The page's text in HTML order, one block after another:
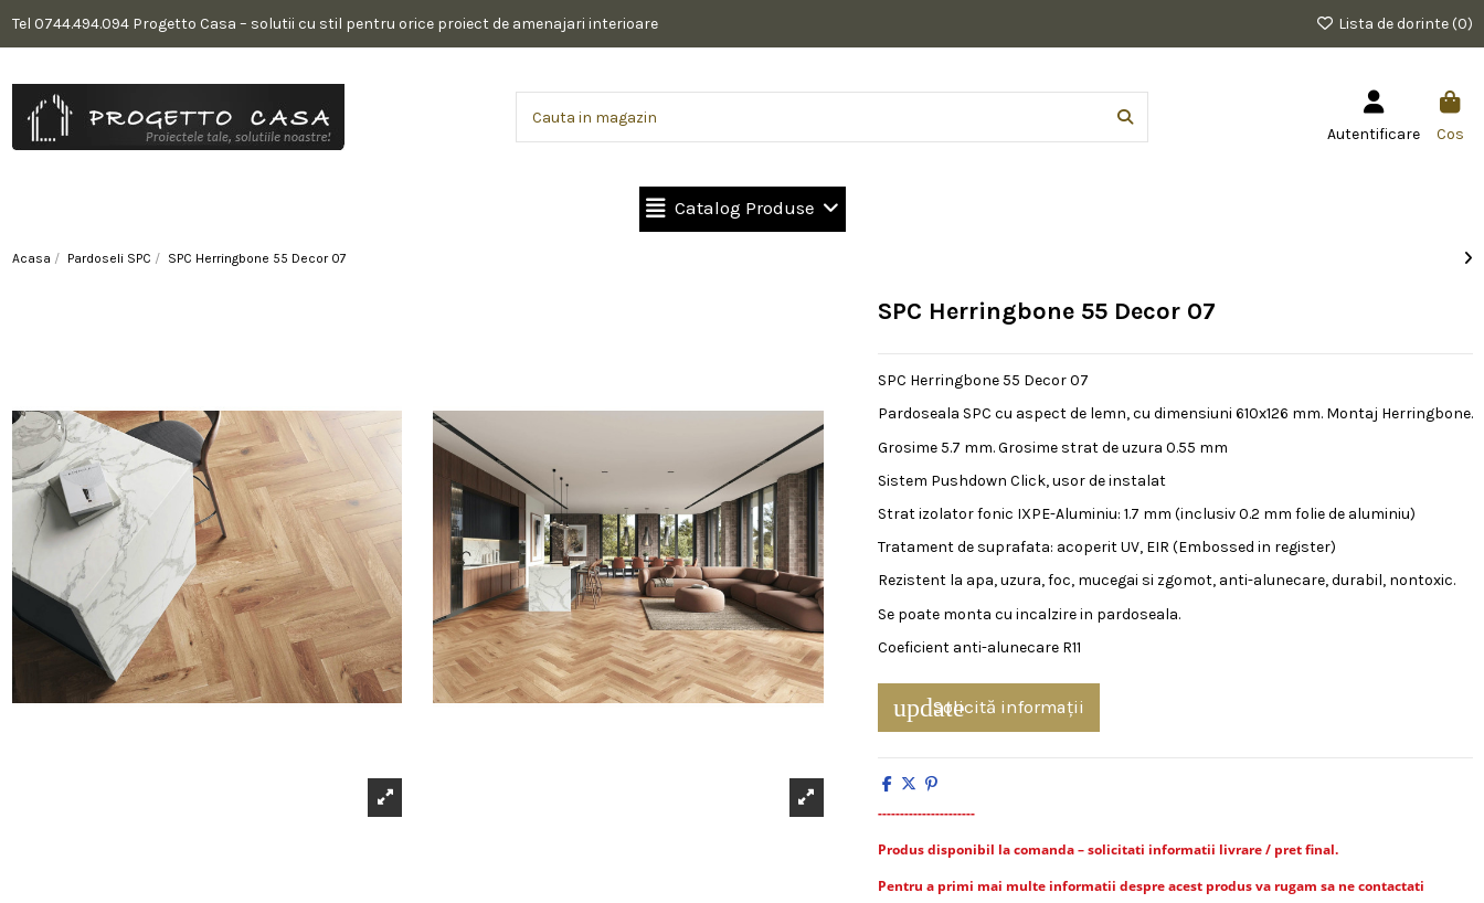
Tel 0744.494.094 Progetto Casa – solutii cu stil pentru orice proiect de amenajari interioare Lista de dorinte (0)
Autentificare Cos
Catalog Produse
Acasa Pardoseli SPC SPC Herringbone 55 Decor 07
SPC Herringbone 55 Decor 07
SPC Herringbone 55 Decor 07
Pardoseala SPC cu aspect de lemn, cu dimensiuni 610x126 mm. Montaj Herringbone.
Grosime 5.7 mm. Grosime strat de uzura 0.55 mm
Sistem Pushdown Click, usor de instalat
Strat izolator fonic IXPE-Aluminiu: 1.7 mm (inclusiv 0.2 mm folie de aluminiu)
Tratament de suprafata: acoperit UV, EIR (Embossed in register)
Rezistent la apa, uzura, foc, mucegai si zgomot, anti-alunecare, durabil, nontoxic.
Se poate monta cu incalzire in pardoseala.
Coeficient anti-alunecare R11
updateSolicită informații
----------------------
Produs disponibil la comanda – solicitati informatii livrare / pret final.
Pentru a primi mai multe informatii despre acest produs va rugam sa ne contactati